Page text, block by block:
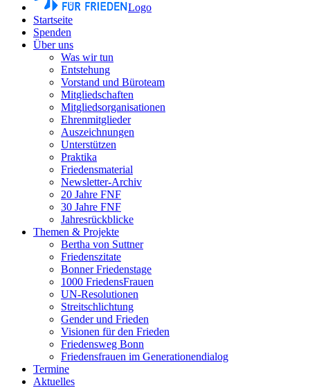
Logo
Startseite
Spenden
Über uns
Was wir tun
Entstehung
Vorstand und Büroteam
Mitgliedschaften
Mitgliedsorganisationen
Ehrenmitglieder
Auszeichnungen
Unterstützen
Praktika
Friedensmaterial
Newsletter-Archiv
20 Jahre FNF
30 Jahre FNF
Jahresrückblicke
Themen & Projekte
Bertha von Suttner
Friedenszitate
Bonner Friedenstage
1000 FriedensFrauen
UN-Resolutionen
Streitschlichtung
Gender und Frieden
Visionen für den Frieden
Friedensweg Bonn
Friedensfrauen im Generationendialog
Termine
Aktuelles